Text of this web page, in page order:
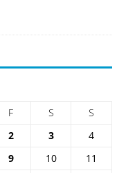
F S
S
2 3
4
9 10
11